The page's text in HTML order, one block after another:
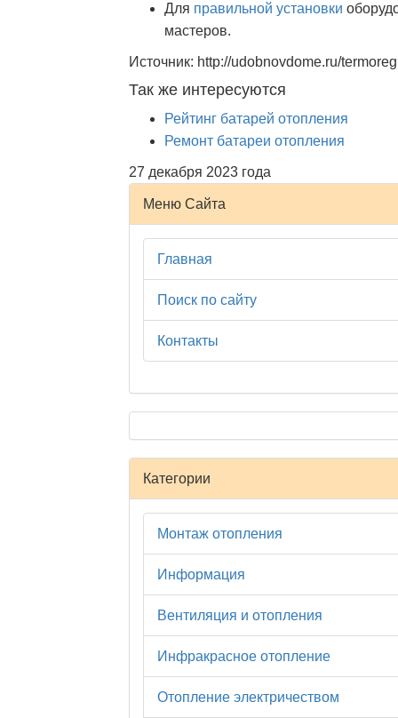
Для правильной установки
мастеров.
Источник: http://udobnovdome.ru/
Так же интересуются
Рейтинг батарей отопления
Ремонт батареи отопления
27 декабря 2023 года
Меню Сайта
Главная
Поиск по сайту
Контакты
Категории
Монтаж отопления
Информация
Вентиляция и отопления
Инфракрасное отопление
Отопление электричеством